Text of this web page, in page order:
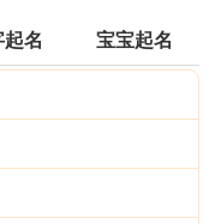
起名 宝宝起名